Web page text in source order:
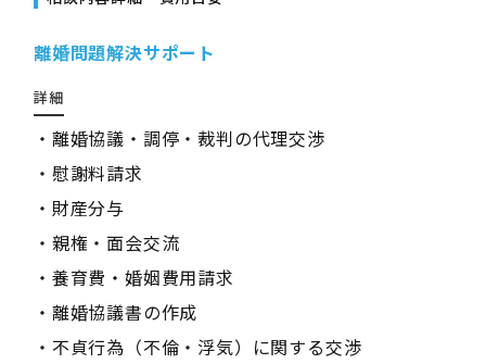
離婚問題解決サポート
詳細
・離婚協議・調停・裁判の代理交渉
・慰謝料請求
・財産分与
・親権・面会交流
・養育費・婚姻費用請求
・離婚協議書の作成
・不貞行為（不倫・浮気）に関する交渉